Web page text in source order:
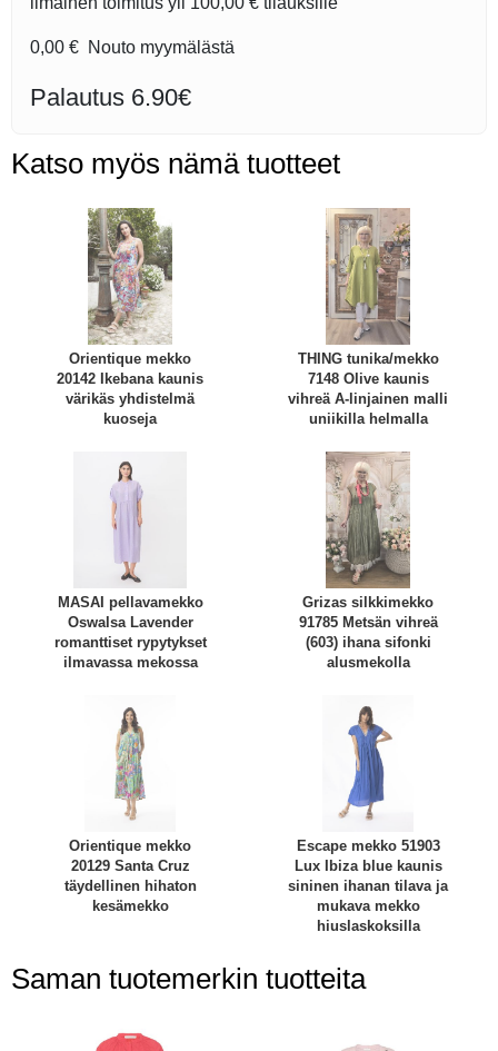
0,00 € Nouto myymälästä
Palautus 6.90€
Katso myös nämä tuotteet
Orientique mekko
20142 Ikebana kaunis
värikäs yhdistelmä
kuoseja
THING tunika/mekko
7148 Olive kaunis
vihreä A-linjainen malli
uniikilla helmalla
MASAI pellavamekko
Oswalsa Lavender
romanttiset rypytykset
ilmavassa mekossa
Grizas silkkimekko
91785 Metsän vihreä
(603) ihana sifonki
alusmekolla
Orientique mekko
20129 Santa Cruz
täydellinen hihaton
kesämekko
Escape mekko 51903
Lux Ibiza blue kaunis
sininen ihanan tilava ja
mukava mekko
hiuslaskoksilla
Saman tuotemerkin tuotteita